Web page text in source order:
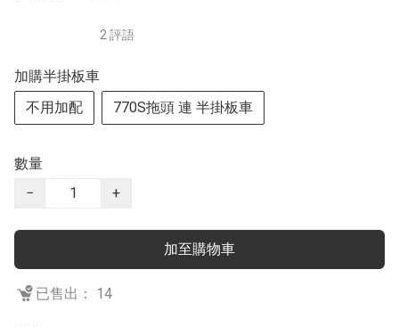
2 評語
加購半掛板車
不用加配
770S拖頭 連 半掛板車
數量
−
+
加至購物車
已售出： 14